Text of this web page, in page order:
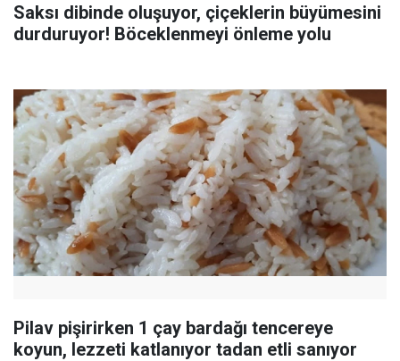
Saksı dibinde oluşuyor, çiçeklerin büyümesini
durduruyor! Böceklenmeyi önleme yolu
Pilav pişirirken 1 çay bardağı tencereye
koyun, lezzeti katlanıyor tadan etli sanıyor